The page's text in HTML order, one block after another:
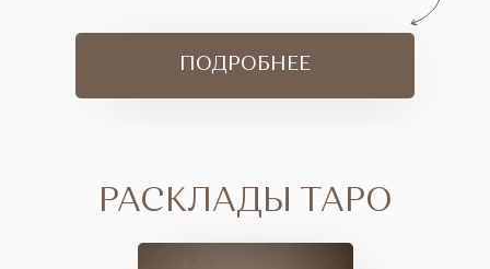
ПОДРОБНЕЕ
РАСКЛАДЫ ТАРО